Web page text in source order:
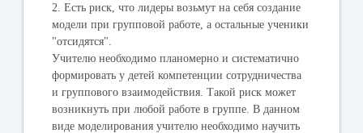
2. Есть риск, что лидеры возьмут на себя создание
модели при групповой работе, а остальные ученики
"отсидятся".
Учителю необходимо планомерно и систематично
формировать у детей компетенции сотрудничества
и группового взаимодействия. Такой риск может
возникнуть при любой работе в группе. В данном
виде моделирования учителю необходимо научить